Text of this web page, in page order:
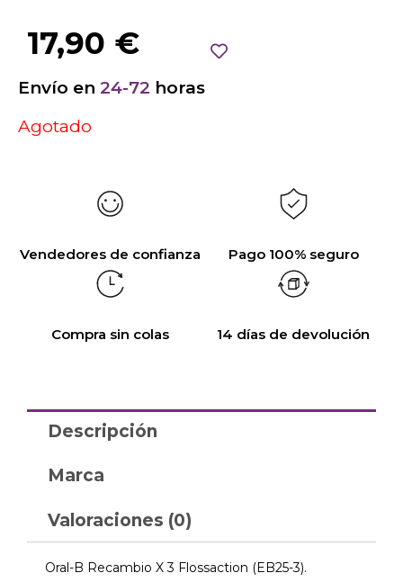
17,90 €
Envío en 24-72 horas
Agotado
Vendedores de confianza Pago 100% seguro
Compra sin colas 14 días de devolución
Descripción
Marca
Valoraciones (0)
Oral-B Recambio X 3 Flossaction (EB25-3).